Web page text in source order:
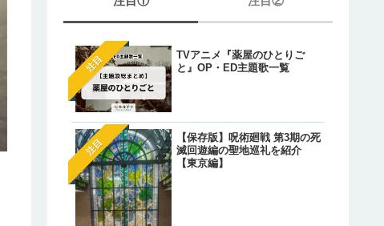
注目
TVアニメ『薬屋のひとりご
と』OP・ED主題歌一覧
注目
【保存版】呪術廻戦 第3期の死
滅回遊編の聖地巡礼を紹介
【東京編】
注目
【ワンピース】ゲッコー
リアの正体は『光月もり
注目
【オレが私になるまで】
明（アキラ）のあざとか
いシーン総まとめ！